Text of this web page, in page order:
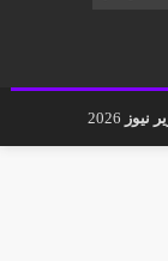
نيوز 2026